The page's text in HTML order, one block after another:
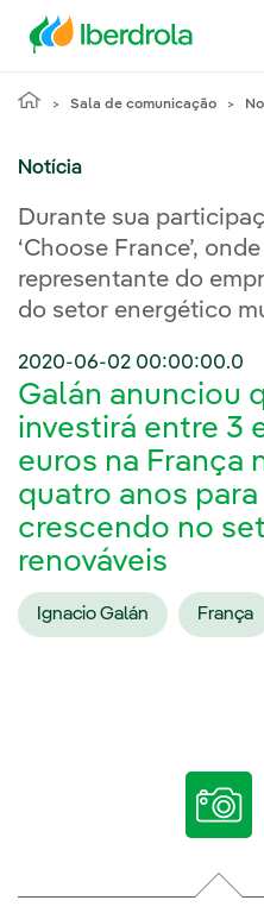
Sala de comunicação
Notícia
Durante sua
‘Choose France’,
representante do
do setor energético
2020-06-02 00:00:00.0
Galán anunciou
investirá entre 3
euros na França
quatro anos
crescendo no
renováveis
Ignacio Galán França